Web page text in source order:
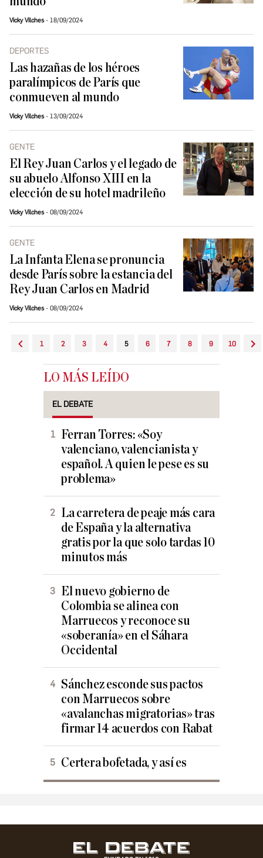
Vicky Vilches 18/09/2024
DEPORTES
Las hazañas de los héroes
paralímpicos de París que
conmueven al mundo
Vicky Vilches 13/09/2024
GENTE
El Rey Juan Carlos y el legado de
su abuelo Alfonso XIII en la
elección de su hotel madrileño
Vicky Vilches 08/09/2024
GENTE
La Infanta Elena se pronuncia
desde París sobre la estancia del
Rey Juan Carlos en Madrid
Vicky Vilches 08/09/2024
1 2 3 4 5 6 7 8 9 10
LO MÁS LEÍDO
EL DEBATE
Ferran Torres: «Soy
valenciano, valencianista y
español. A quien le pese es su
problema»
La carretera de peaje más cara
de España y la alternativa
gratis por la que solo tardas 10
minutos más
El nuevo gobierno de
Colombia se alinea con
Marruecos y reconoce su
«soberanía» en el Sáhara
Occidental
Sánchez esconde sus pactos
con Marruecos sobre
«avalanchas migratorias» tras
firmar 14 acuerdos con Rabat
Certera bofetada, y así es